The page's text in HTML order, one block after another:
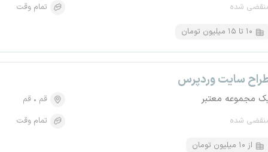
شده
تمام وقت
۱۰ تا ۱۵ میلیون تومان
سایت وردپرس
مجموعه معتبر
شده
قم
قم
تمام وقت
از ۱۰ میلیون تومان